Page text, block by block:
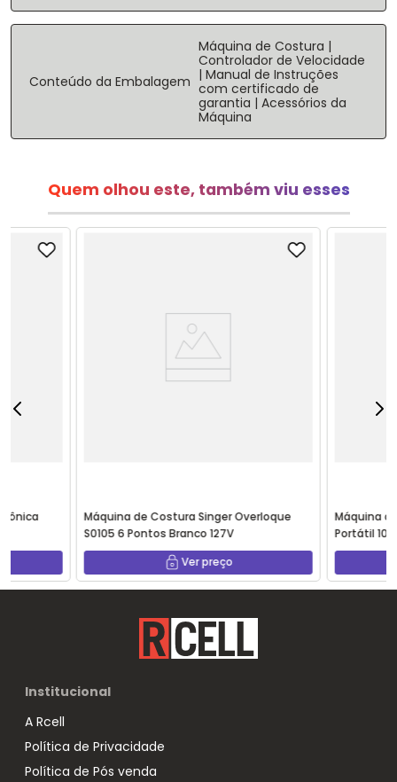
Conteúdo da Embalagem
Máquina de Costura |
Controlador de Velocidade
| Manual de Instruções
com certificado de
garantia | Acessórios da
Máquina
Quem olhou este, também viu esses
Máquina de Costura Singer Overloque
S0105 6 Pontos Branco 127V
Ver preço
Máquina
Portátil 10
Institucional
A Rcell
Política de Privacidade
Política de Pós venda